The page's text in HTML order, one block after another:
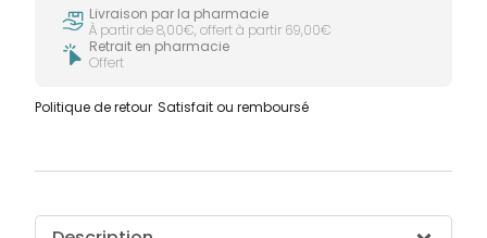
Livraison par la pharmacie
À partir de 8,00€, offert à partir 69,00€
Retrait en pharmacie
Offert
Politique de retour Satisfait ou remboursé